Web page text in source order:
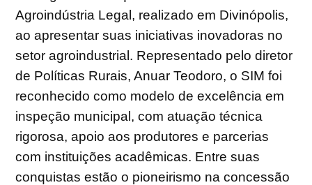
Agroindústria Legal, realizado em Divinópolis,
ao apresentar suas iniciativas inovadoras no
setor agroindustrial. Representado pelo diretor
de Políticas Rurais, Anuar Teodoro, o SIM foi
reconhecido como modelo de excelência em
inspeção municipal, com atuação técnica
rigorosa, apoio aos produtores e parcerias
com instituições acadêmicas. Entre suas
conquistas estão o pioneirismo na concessão